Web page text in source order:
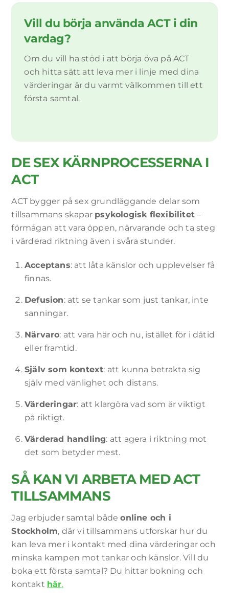
Vill du börja använda ACT i din
vardag?
Om du vill ha stöd i att börja öva på ACT
och hitta sätt att leva mer i linje med dina
värderingar är du varmt välkommen till ett
första samtal.
DE SEX KÄRNPROCESSERNA I
ACT
ACT bygger på sex grundläggande delar som
tillsammans skapar psykologisk flexibilitet –
förmågan att vara öppen, närvarande och ta steg
i värderad riktning även i svåra stunder.
Acceptans: att låta känslor och upplevelser få
finnas.
Defusion: att se tankar som just tankar, inte
sanningar.
Närvaro: att vara här och nu, istället för i dåtid
eller framtid.
Själv som kontext: att kunna betrakta sig
själv med vänlighet och distans.
Värderingar: att klargöra vad som är viktigt
på riktigt.
Värderad handling: att agera i riktning mot
det som betyder mest.
SÅ KAN VI ARBETA MED ACT
TILLSAMMANS
Jag erbjuder samtal bådeonline och i
Stockholm, där vi tillsammans utforskar hur du
kan leva mer i kontakt med dina värderingar och
minska kampen mot tankar och känslor. Vill du
boka ett första samtal? Du hittar bokning och
kontakt här.
besök. Om
dessa
vissa
funktioner
på
webbplatsen
dina intressen
och ditt beteende
att se personligt
anpassat innehåll
och erbjudanden.